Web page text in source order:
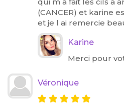
(CANCER) et karine
et je l ai remercie
Karine
Merci pour
Véronique